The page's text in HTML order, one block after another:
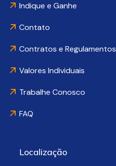
Indique e Ganhe
Contato
Contratos e Regulamentos
Valores Individuais
Trabalhe Conosco
FAQ
Localização